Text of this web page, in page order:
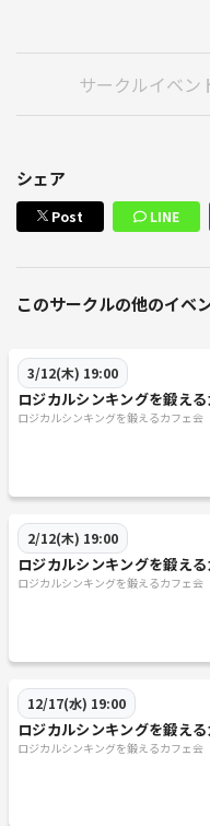
サークルイベン
シェア
Post LINE
このサークルの他のイベ
3/12(木) 19:00
ロジカルシンキングを鍛え
ロジカルシンキングを鍛えるカフェ会
2/12(木) 19:00
ロジカルシンキングを鍛え
ロジカルシンキングを鍛えるカフェ会
12/17(水) 19:00
ロジカルシンキングを鍛え
ロジカルシンキングを鍛えるカフェ会